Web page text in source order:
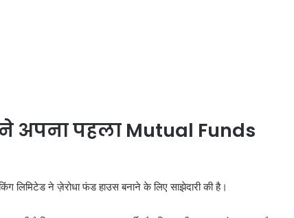
अपना पहला Mutual Funds
लिमिटेड ने ज़ेरोधा फंड हाउस बनाने के लिए साझेदारी की है।